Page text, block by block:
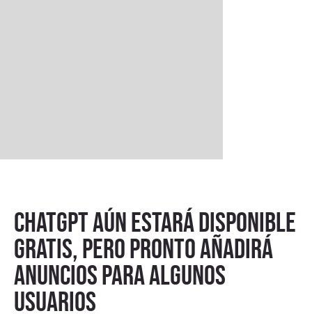
ChatGPT aún estará disponible
gratis, pero pronto añadirá
anuncios para algunos
usuarios